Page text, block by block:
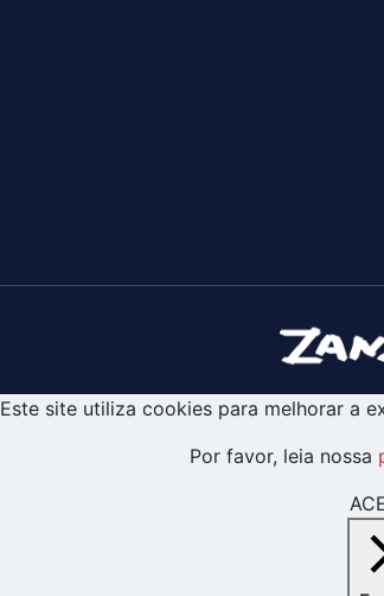
Este site utiliza cookies para melhorar a
Por favor, leia nossa